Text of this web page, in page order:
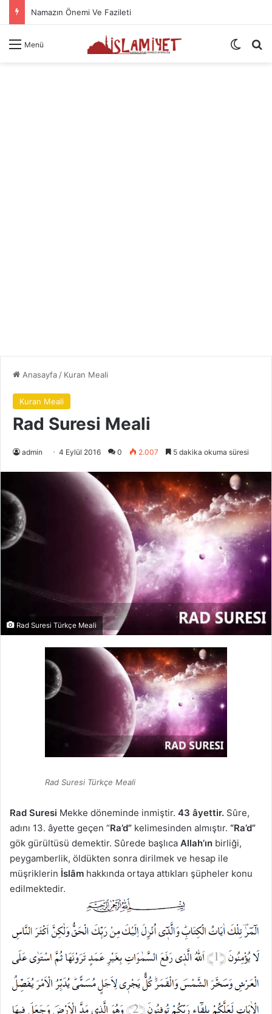
Namazın Önemi Ve Fazileti
Menü Dış
Anasayfa/ Kuran Meali
Kuran Meali
Rad Suresi Meali
admin 4 Eylül 2016 0 2.007 5 dakika okuma süresi
Rad Suresi Türkçe Meali
Rad Suresi Türkçe Meali
Rad Suresi Mekke döneminde inmiştir. 43 âyettir. Sûre,
adını 13. âyette geçen “Ra’d” kelimesinden almıştır. “Ra’d”
gök gürültüsü demektir. Sûrede başlıca Allah’ın birliği,
peygamberlik, öldükten sonra dirilmek ve hesap ile
müşriklerin İslâm hakkında ortaya attıkları şüpheler konu
edilmektedir.